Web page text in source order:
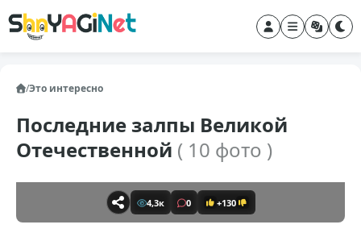
/Это интересно
Последние залпы Великой
Отечественной ( 10 фото )
4,3к 0 +130